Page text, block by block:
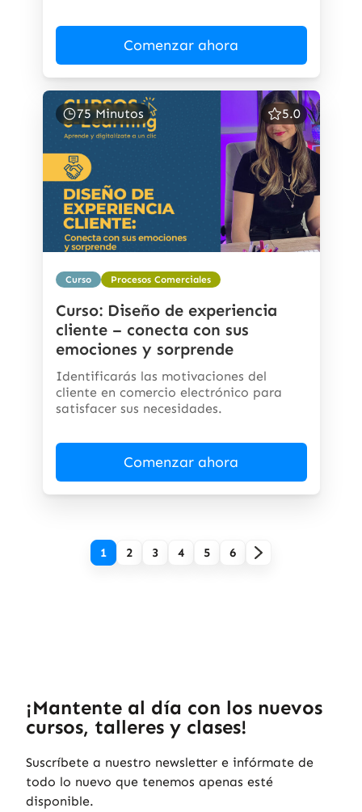
Comenzar ahora
75 Minutos 5.0
Curso Procesos Comerciales
Curso: Diseño de experiencia
cliente – conecta con sus
emociones y sorprende
Identificarás las motivaciones del
cliente en comercio electrónico para
satisfacer sus necesidades.
Comenzar ahora
1 2 3 4 5 6
¡Mantente al día con los nuevos
cursos, talleres y clases!
Suscríbete a nuestro newsletter e infórmate de
todo lo nuevo que tenemos apenas esté
disponible.